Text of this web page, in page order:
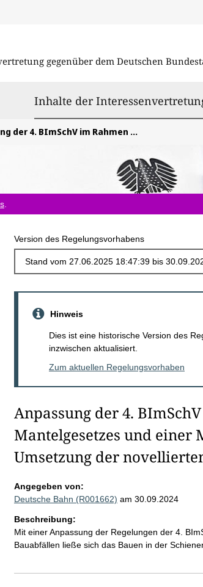
gegenüber dem Deutschen
Inhalte der
des Entwurfs eines Mantelgesetzes und einer Mantelverordnung zur Umsetzung der novellierten IED
Version des Regelungsvorhabens
Hinweis
Dies ist eine historische Version des
inzwischen aktualisiert.
Zum aktuellen Regelungsvorhaben
Anpassung der 4.
Mantelgesetzes und
Umsetzung der
Angegeben von:
Deutsche Bahn (R001662) am 30.09.2024
Beschreibung:
Mit einer Anpassung der Regelungen der 4.
Bauabfällen ließe sich das Bauen in der